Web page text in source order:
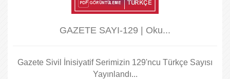
GAZETE SAYI-129 | Oku...
Gazete Sivil İnisiyatif Serimizin 129'ncu Türkçe Sayısı
Yayınlandı...